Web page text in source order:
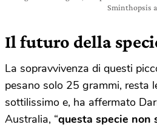
Sminthopsis
Il futuro della
La sopravvivenza di questi
pesano solo 25 grammi, resta
sottilissimo e, ha affermato
Australia, “questa specie non